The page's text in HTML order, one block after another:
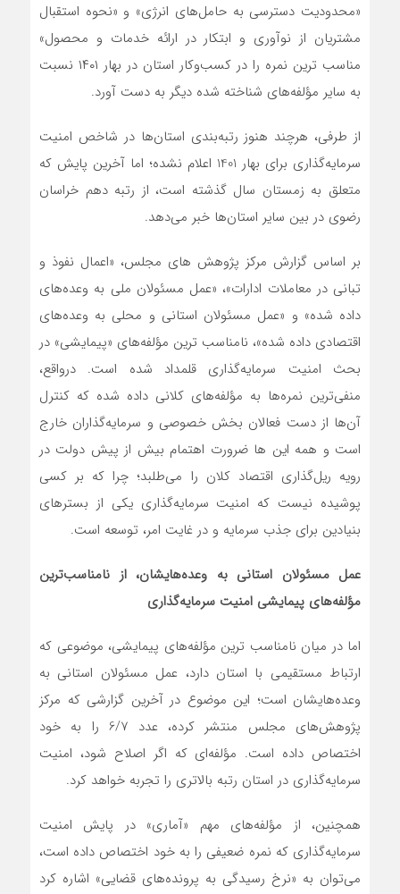
«محدودیت‌ دسترسی به حامل‌های انرژی» و «نحوه استقبال
مشتریان از نوآوری و ابتکار در ارائه خدمات و محصول»
مناسب ‌‌ترین نمره را در کسب‌و‌کار استان در بهار ۱۴۰۱ نسبت
به سایر مؤلفه‌های شناخته‌ شده دیگر به دست آورد.
از طرفی، هرچند هنوز رتبه‌بندی استان‌ها در شاخص امنیت
سرمایه‌گذاری برای بهار 1401 اعلام ‌نشده؛ اما آخرین پایش که
متعلق به زمستان سال گذشته است، از رتبه دهم خراسان
رضوی در بین سایر استان‌ها خبر می‌دهد.
بر اساس گزارش مرکز پژوهش ‌های مجلس، «اعمال ‌نفوذ و
تبانی در معاملات ادارات»، «عمل مسئولان ملی به وعده‌های
داده ‌شده» و «عمل مسئولان استانی و محلی به وعده‌های
اقتصادی داده ‌شده»، نامناسب‌ ترین مؤلفه‌های «پیمایشی» در
بحث امنیت سرمایه‌گذاری قلمداد شده است. درواقع،
منفی‌ترین نمره‌ها به مؤلفه‌های کلانی داده ‌شده که کنترل
آن‌ها از دست فعالان بخش خصوصی و سرمایه‌گذاران خارج
است و همه این‌ ها ضرورت اهتمام بیش‌ از پیش دولت در
رویه ریل‌گذاری اقتصاد کلان را می‌طلبد؛ چرا که بر کسی
پوشیده نیست که امنیت سرمایه‌گذاری یکی از بسترهای
بنیادین برای جذب سرمایه و در غایت امر، توسعه است.
عمل مسئولان استانی به وعده‌هایشان، از نامناسب‌ترین
مؤلفه‌های پیمایشی امنیت سرمایه‌گذاری
اما در میان نامناسب ‌ترین مؤلفه‌های پیمایشی، موضوعی که
ارتباط مستقیمی با استان دارد، عمل مسئولان استانی به
وعده‌هایشان است؛ این موضوع در آخرین گزارشی که مرکز
پژوهش‌های مجلس منتشر کرده، عدد 6/7 را به خود
اختصاص داده است. مؤلفه‌ای که اگر اصلاح شود، امنیت
سرمایه‌گذاری در استان رتبه بالاتری را تجربه خواهد کرد.
همچنین، از مؤلفه‌های مهم «آماری» در پایش امنیت
سرمایه‌گذاری که نمره ضعیفی را به خود اختصاص داده است،
می‌توان به «نرخ رسیدگی به پرونده‌های قضایی» اشاره کرد